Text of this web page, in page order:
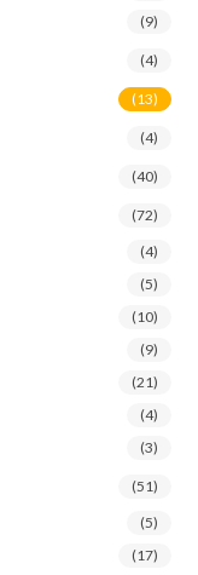
(9)
(4)
(13)
(4)
(40)
(72)
(4)
(5)
(10)
(9)
(21)
(4)
(3)
(51)
(5)
(17)